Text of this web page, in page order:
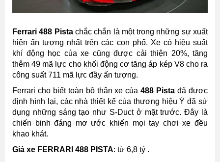
Ferrari 488 Pistachắc chắn là một trong những sự xuất
hiện ấn tượng nhất trên các con phố. Xe có hiệu suất
khí động học của xe cũng được cải thiện 20%, tăng
thêm 49 mã lực cho khối động cơ tăng áp kép V8 cho ra
công suất 711 mã lực đầy ấn tượng.
Ferrari cho biết toàn bộ thân xe của488 Pista đã được
định hình lại, các nhà thiết kế của thương hiệu Ý đã sử
dụng những sáng tạo như S-Duct ở mặt trước. Đây là
chiến binh đáng mơ ước khiến mọi tay chơi xe đều
khao khát.
Giá xe FERRARI 488 PISTA: từ 6,8 tỷ .